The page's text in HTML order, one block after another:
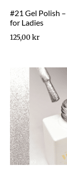
#21 Gel Polish
for Ladies
125,00kr